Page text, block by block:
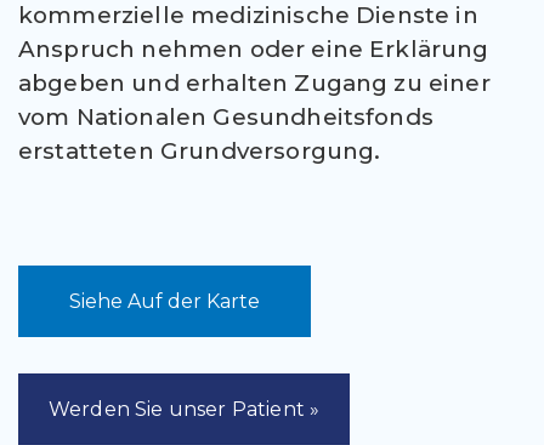
kommerzielle medizinische Dienste in
Anspruch nehmen oder eine Erklärung
abgeben und erhalten Zugang zu einer
vom Nationalen Gesundheitsfonds
erstatteten Grundversorgung.
Siehe Auf der Karte
Werden Sie unser Patient »